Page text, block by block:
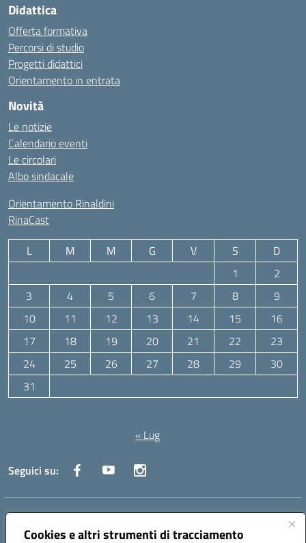
Cookies e altri strumenti di tracciamento
Didattica
Offerta formativa
Percorsi di studio
Progetti didattici
Orientamento in entrata
Novità
Le notizie
Calendario eventi
Le circolari
Albo sindacale
Orientamento Rinaldini
RinaCast
L M M G V S
D
1
2
3
4 5 6 7 8
9
10
11 12 13 14 15
16
17
18 19 20 21 22
23
24
25 26 27 28 29
30
31
« Lug
Seguici su:
Indirizzo:Via Canale 1, Ancona
Centralino:071 204723 Email:anpc010006@istruzione.it